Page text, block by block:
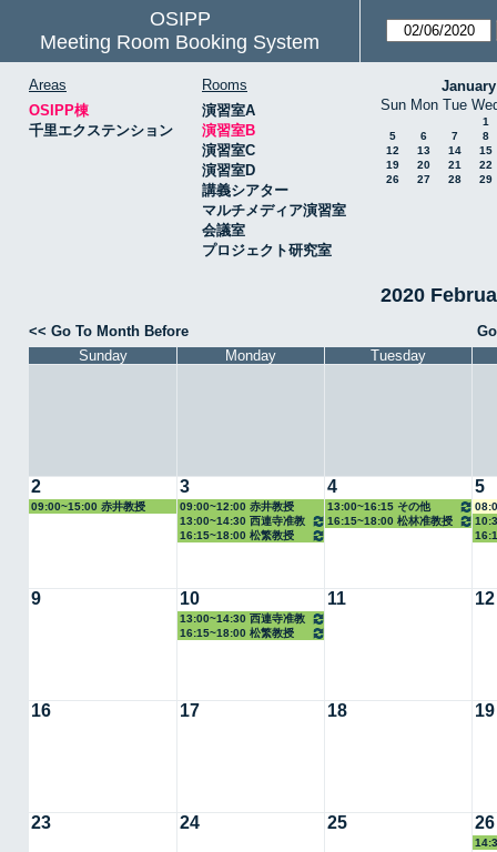
OSIPP
Meeting Room Booking System
Areas
OSIPP棟
千里エクステンション
Rooms
演習室A
演習室B
演習室C
演習室D
講義シアター
マルチメディア演習室
会議室
プロジェクト研究室
Sun Mon Tue
1
5
6 7
8
12
13 14
15
19
20 21
22
26
27 28 29
2020
<< Go To Month Before
Sunday
Monday Tuesday
2
09:00~15:00 赤井教授
3
09:00~12:00 赤井教授
13:00~14:30 西連寺准教
授
16:15~18:00 松繁教授
4
13:00~16:15 その他
16:15~18:00 松林准教授
5
9 10
13:00~14:30 西連寺准教
授
16:15~18:00 松繁教授
11 12
16 17 18 19
23 24 25 26